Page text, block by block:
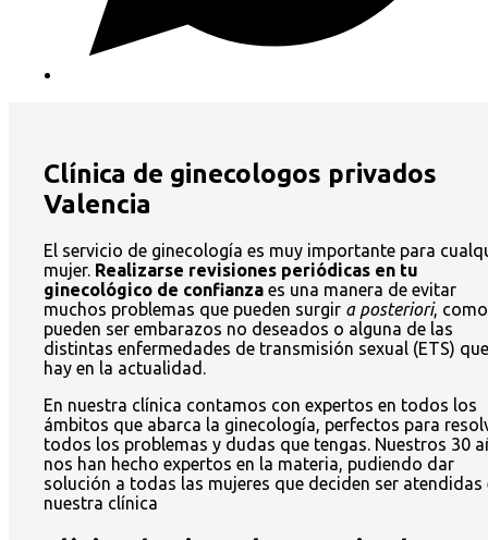
Clínica de ginecologos privados
Valencia
El servicio de ginecología es muy importante para
mujer. Realizarse revisiones periódicas en tu
ginecológico de confianza es una manera de evitar
muchos problemas que pueden surgir a posteriori, como
pueden ser embarazos no deseados o alguna de las
distintas enfermedades de transmisión sexual (ETS) que
hay en la actualidad.
En nuestra clínica contamos con expertos en todos los
ámbitos que abarca la ginecología, perfectos para
todos los problemas y dudas que tengas. Nuestros 30
nos han hecho expertos en la materia, pudiendo dar
solución a todas las mujeres que deciden ser atendidas
nuestra clínica